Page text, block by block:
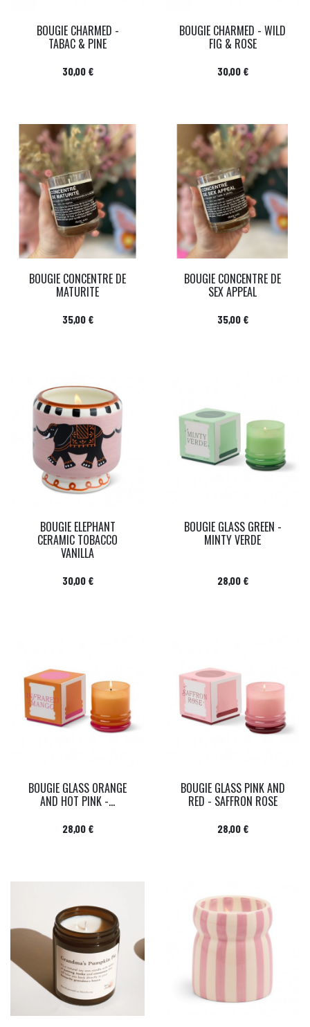
BOUGIE CHARMED -
TABAC & PINE
Prix
30,00 €
BOUGIE CHARMED - WILD
FIG & ROSE
Prix
30,00 €
BOUGIE CONCENTRE DE
MATURITE
Prix
35,00 €
BOUGIE CONCENTRE DE
SEX APPEAL
Prix
35,00 €
BOUGIE ELEPHANT
CERAMIC TOBACCO
VANILLA
Prix
30,00 €
BOUGIE GLASS GREEN -
MINTY VERDE
Prix
28,00 €
BOUGIE GLASS ORANGE
AND HOT PINK -...
Prix
28,00 €
BOUGIE GLASS PINK AND
RED - SAFFRON ROSE
Prix
28,00 €